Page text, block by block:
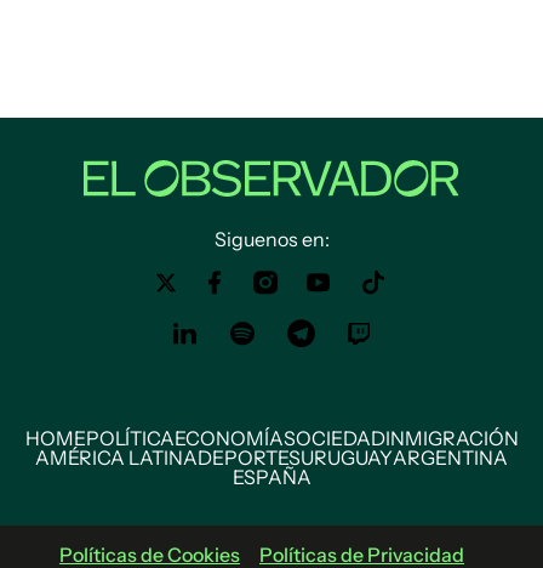
Siguenos en:
HOMEPOLÍTICAECONOMÍASOCIEDADINMIGRACIÓN
AMÉRICA LATINADEPORTESURUGUAYARGENTINA
ESPAÑA
Políticas de Cookies Políticas de Privacidad